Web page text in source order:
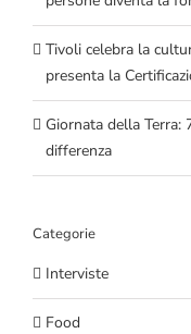
Tivoli celebra la
presenta la
Giornata della Terra:
differenza
Categorie
Interviste
Food